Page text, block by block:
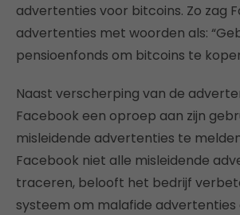
advertenties voor bitcoins. Zo zag
advertenties met woorden als:
pensioenfonds om bitcoins te
Naast verscherping van de
Facebook een oproep aan zijn
misleidende advertenties te
Facebook niet alle misleidende
traceren, belooft het bedrijf
systeem om malafide advertenties